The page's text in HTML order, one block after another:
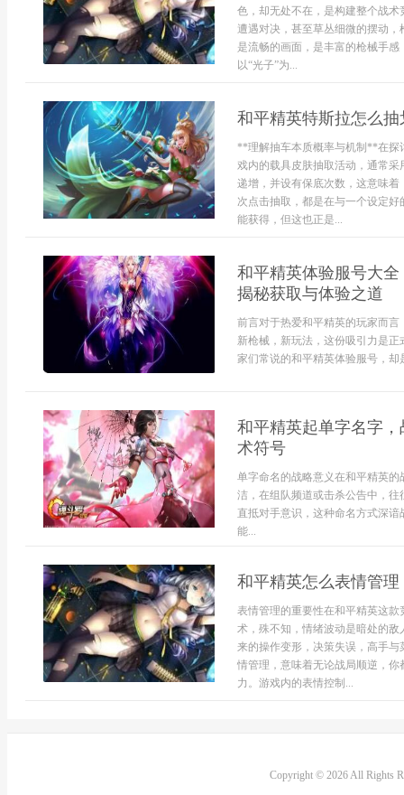
色，却无处不在，是构建整个战
遭遇对决，甚至草丛细微的摆动
是流畅的画面，是丰富的枪械手
以“光子”为...
和平精英特斯拉怎么
**理解抽车本质概率与机制**在探
戏内的载具皮肤抽取活动，通常采
递增，并设有保底次数，这意味
次点击抽取，都是在与一个设定
能获得，但这也正是...
和平精英体验服号大
揭秘获取与体验之道
前言对于热爱和平精英的玩家而
新枪械，新玩法，这份吸引力是
家们常说的和平精英体验服号，
和平精英起单字名字
术符号
单字命名的战略意义在和平精英
洁，在组队频道或击杀公告中，
直抵对手意识，这种命名方式深
能...
和平精英怎么表情管
表情管理的重要性在和平精英这
术，殊不知，情绪波动是暗处的
来的操作变形，决策失误，高手
情管理，意味着无论战局顺逆，
力。游戏内的表情控制...
Copyright © 2026 All Rights